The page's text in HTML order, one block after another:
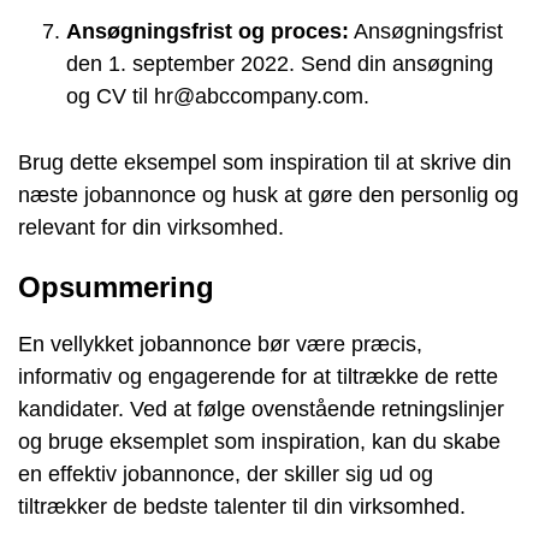
Ansøgningsfrist og proces: Ansøgningsfrist
den 1. september 2022. Send din ansøgning
og CV til hr@abccompany.com.
Brug dette eksempel som inspiration til at skrive din
næste jobannonce og husk at gøre den personlig og
relevant for din virksomhed.
Opsummering
En vellykket jobannonce bør være præcis,
informativ og engagerende for at tiltrække de rette
kandidater. Ved at følge ovenstående retningslinjer
og bruge eksemplet som inspiration, kan du skabe
en effektiv jobannonce, der skiller sig ud og
tiltrækker de bedste talenter til din virksomhed.